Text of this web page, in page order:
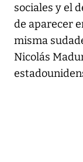
sociales y el
de aparecer
misma
Nicolás